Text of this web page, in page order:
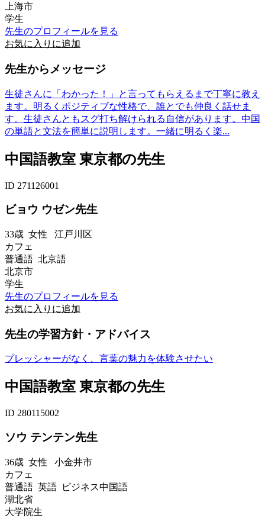
上海市
学生
先生のプロフィールを見る
お気に入りに追加
先生からメッセージ
生徒さんに「わかった！」と言ってもらえるまで丁寧に教え
ます。明るくポジティブな性格で、誰とでも仲良く話せま
す。生徒さんともスグ打ち解けられる自信があります。中国
の単語と文法を簡単に説明します。一緒に明るく楽...
中国語教室 東京都の先生
ID 271126001
ビョウ ウゼン先生
33歳 女性 江戸川区
カフェ
普通語 北京語
北京市
学生
先生のプロフィールを見る
お気に入りに追加
先生の学習方針・アドバイス
プレッシャーがなく、言葉の魅力を体験させたい
中国語教室 東京都の先生
ID 280115002
ソウ テンテン先生
36歳 女性 小金井市
カフェ
普通語 英語 ビジネス中国語
湖北省
大学院生